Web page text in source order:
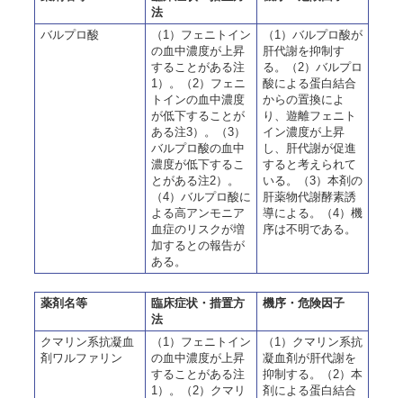
法
バルプロ酸
（1）フェニトイン
の血中濃度が上昇
することがある注
1）。（2）フェニ
トインの血中濃度
が低下することが
ある注3）。（3）
バルプロ酸の血中
濃度が低下するこ
とがある注2）。
（4）バルプロ酸に
よる高アンモニア
血症のリスクが増
加するとの報告が
ある。
（1）バルプロ酸が
肝代謝を抑制す
る。（2）バルプロ
酸による蛋白結合
からの置換によ
り、遊離フェニト
イン濃度が上昇
し、肝代謝が促進
すると考えられて
いる。（3）本剤の
肝薬物代謝酵素誘
導による。（4）機
序は不明である。
薬剤名等
臨床症状・措置方
法
機序・危険因子
クマリン系抗凝血
剤ワルファリン
（1）フェニトイン
の血中濃度が上昇
することがある注
1）。（2）クマリ
（1）クマリン系抗
凝血剤が肝代謝を
抑制する。（2）本
剤による蛋白結合